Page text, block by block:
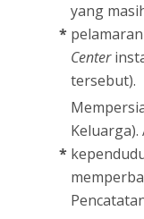
*
yang
Center
tersebut).
*